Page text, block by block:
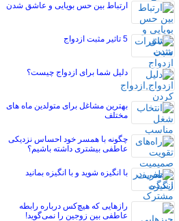
ارتباط بین حس بویایی و عاشق شدن
5 تاثیر مثبت ازدواج
دلیل شما برای ازدواج چیست؟
بهترین مشاغل برای متولدین ماه های
مختلف
چگونه با همسر خود احساس نزدیکی
عاطفی بیشتری داشته باشیم؟
با انگیزه شوید و با انگیزه بمانید
رازهایی که هیچ‌کس درباره رابطه
عاطفی بین زوجین را نمی‌گوید!